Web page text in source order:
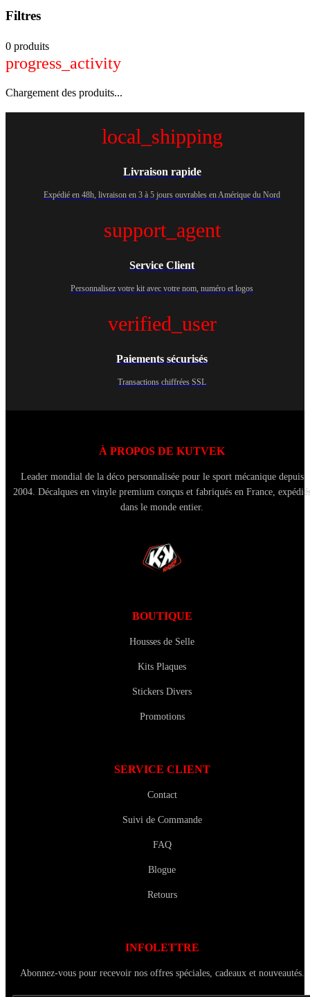
Filtres
0 produits
progress_activity
Chargement des produits...
local_shipping
Livraison rapide
Expédié en 48h, livraison en 3 à 5 jours ouvrables en Amérique du Nord
support_agent
Service Client
Personnalisez votre kit avec votre nom, numéro et logos
verified_user
Paiements sécurisés
Transactions chiffrées SSL
À PROPOS DE KUTVEK
Leader mondial de la déco personnalisée pour le sport mécanique depuis
2004. Décalques en vinyle premium conçus et fabriqués en France,
dans le monde entier.
BOUTIQUE
Housses de Selle
Kits Plaques
Stickers Divers
Promotions
SERVICE CLIENT
Contact
Suivi de Commande
FAQ
Blogue
Retours
INFOLETTRE
Abonnez-vous pour recevoir nos offres spéciales, cadeaux et nouveautés.